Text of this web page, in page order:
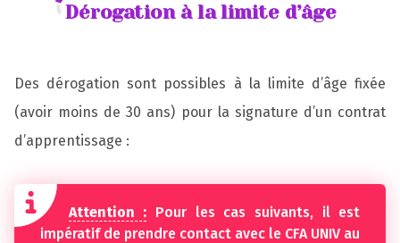
Dérogation à la limite d’âge
Des dérogation sont possibles à la limite d’âge fixée
(avoir moins de 30 ans) pour la signature d’un contrat
d’apprentissage :
Attention : Pour les cas suivants, il est
impératif de prendre contact avec le CFA UNIV au